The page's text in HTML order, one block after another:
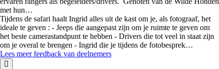
met hun…
Tijdens de safari haalt Ingrid alles uit de kast om je, als fotograaf, het
ideale te geven : - Jeeps die aangepast zijn om je ruimte te geven om
het beste camerastandpunt te hebben - Drivers die tot veel in staat zijn
om je overal te brengen - Ingrid die je tijdens de fotobesprek…
Lees meer feedback van deelnemers
